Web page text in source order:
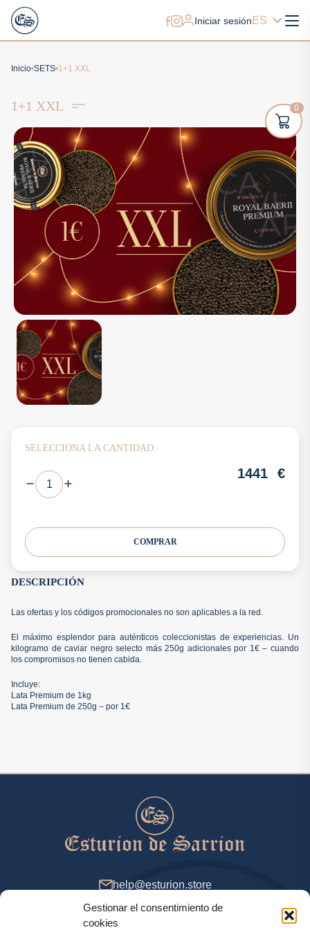
Gestionar el consentimiento de
cookies
Iniciar sesión ES
Inicio SETS 1+1 XXL
1+1 XXL
SELECCIONA LA CANTIDAD:
1441 €
COMPRAR
DESCRIPCIÓN
Las ofertas y los códigos promocionales no son aplicables a la red.
El máximo esplendor para auténticos coleccionistas de experiencias. Un
kilogramo de caviar negro selecto más 250g adicionales por 1€ – cuando
los compromisos no tienen cabida.
Incluye:
Lata Premium de 1kg
Lata Premium de 250g – por 1€
help@esturion.store
De 9 a 18 (GMT+2), días de entresemana
0